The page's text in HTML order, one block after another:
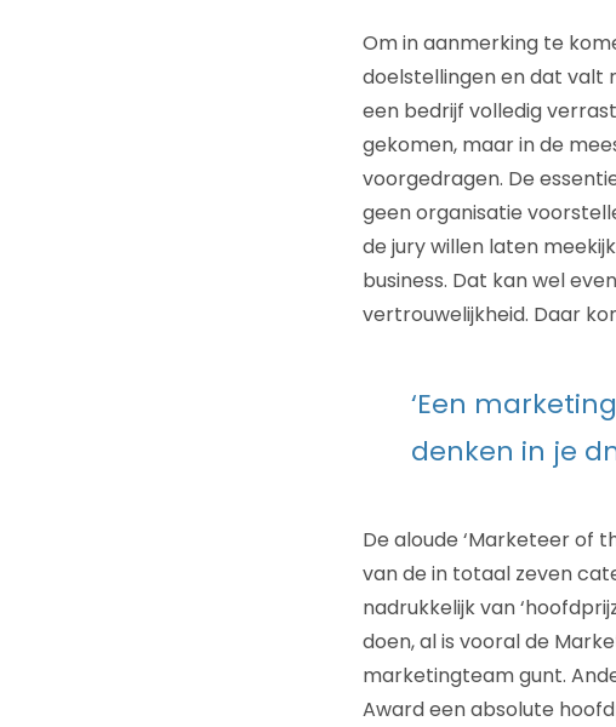
Om in aanmerking te
doelstellingen en dat valt
een bedrijf volledig
gekomen, maar in de
voorgedragen. De
geen organisatie
de jury willen laten
business. Dat kan wel
vertrouwelijkheid. Daar
‘Een
denken in je
De aloude ‘Marketeer of
van de in totaal zeven
nadrukkelijk van
doen, al is vooral de
marketingteam gunt.
Award een absolute